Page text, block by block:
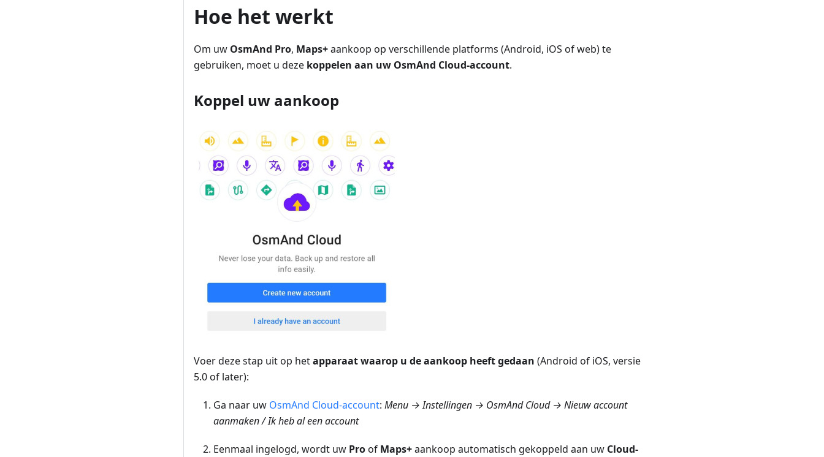
Hoe het werkt
Om uw OsmAnd Pro, Maps+aankoop op verschillende platforms (Android, iOS of web) te
gebruiken, moet u deze koppelen aan uw OsmAnd Cloud-account.
Koppel uw aankoop
Voer deze stap uit op hetapparaat waarop u de aankoop heeft gedaan (Android of iOS, versie
5.0 of later):
Ga naar uw OsmAnd Cloud-account: Menu → Instellingen → OsmAnd Cloud → Nieuw account
aanmaken / Ik heb al een account
Eenmaal ingelogd, wordt uw Proof Maps+aankoop automatisch gekoppeld aan uw Cloud-